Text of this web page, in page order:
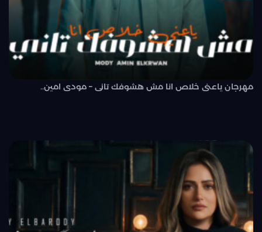
مهرجان ياعنى خلاص انا مش هشوفك تانى – مودى امين..